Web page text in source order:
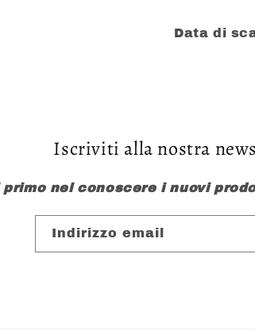
Data di
Iscriviti alla nostra
primo nel conoscere i nuovi
Indirizzo email